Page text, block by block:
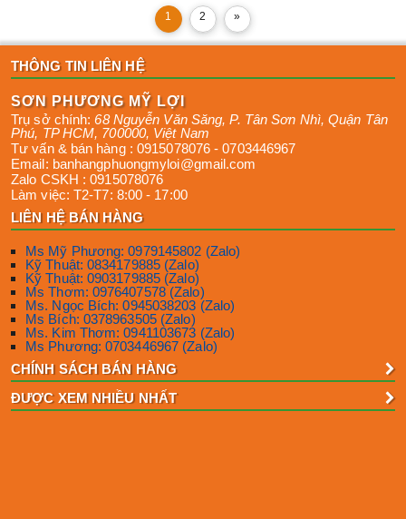
1 2 »
THÔNG TIN LIÊN HỆ
SƠN PHƯƠNG MỸ LỢI
Trụ sở chính:68 Nguyễn Văn Săng, P. Tân Sơn Nhì,Quận Tân
Phú, TP HCM, 700000, Việt Nam
Tư vấn & bán hàng : 0915078076 -0703446967
Email: banhangphuongmyloi@gmail.com
Zalo CSKH :0915078076
Làm việc: T2-T7: 8:00 - 17:00
LIÊN HỆ BÁN HÀNG
Ms Mỹ Phương: 0979145802 (Zalo)
Kỹ Thuật: 0834179885 (Zalo)
Kỹ Thuật: 0903179885 (Zalo)
Ms Thơm: 0976407578 (Zalo)
Ms. Ngọc Bích: 0945038203 (Zalo)
Ms Bích: 0378963505 (Zalo)
Ms. Kim Thơm: 0941103673 (Zalo)
Ms Phương: 0703446967 (Zalo)
CHÍNH SÁCH BÁN HÀNG
ĐƯỢC XEM NHIỀU NHẤT